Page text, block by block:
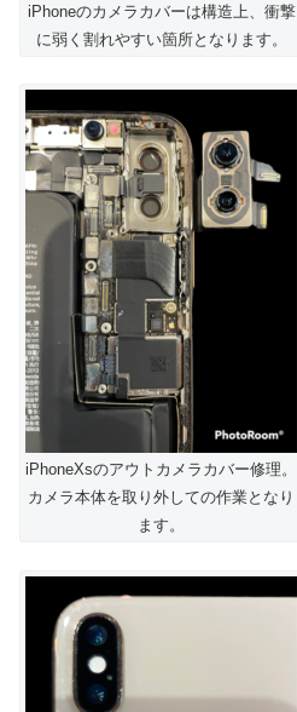
iPhoneのカメラカバーは構造上、衝撃
に弱く割れやすい箇所となります。
iPhoneXsのアウトカメラカバー修理。
カメラ本体を取り外しての作業となり
ます。